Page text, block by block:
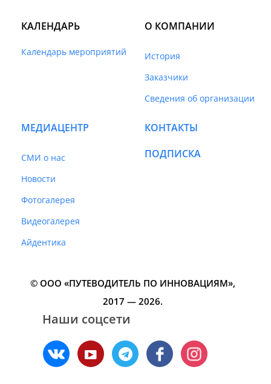
КАЛЕНДАРЬ
Календарь мероприятий
О КОМПАНИИ
История
Заказчики
Сведения об организации
МЕДИАЦЕНТР
СМИ о нас
Новости
Фотогалерея
Видеогалерея
Айдентика
КОНТАКТЫ
ПОДПИСКА
© ООО «ПУТЕВОДИТЕЛЬ ПО ИННОВАЦИЯМ»‎,
2017 — 2026.
Наши соцсети